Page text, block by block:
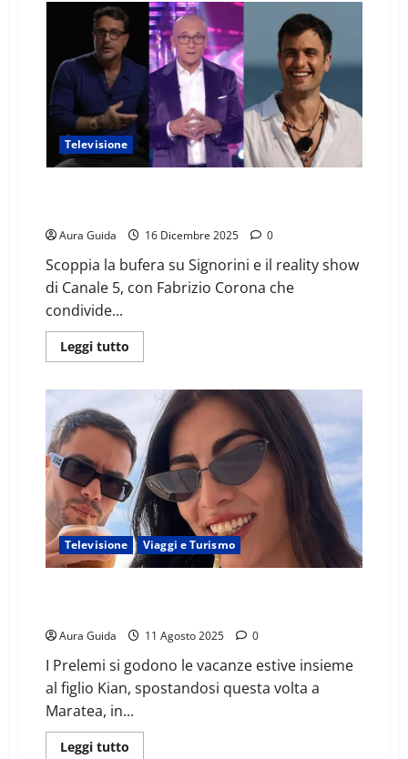
Televisione
Aura Guida 16 Dicembre 2025 0
Scoppia la bufera su Signorini e il reality show
di Canale 5, con Fabrizio Corona che
condivide...
Leggi tutto
Televisione Viaggi e Turismo
Aura Guida 11 Agosto 2025 0
I Prelemi si godono le vacanze estive insieme
al figlio Kian, spostandosi questa volta a
Maratea, in...
Leggi tutto